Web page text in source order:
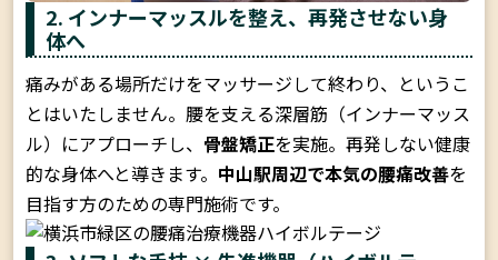
2. インナーマッスルを整え、再発させない身
体へ
痛みがある場所だけをマッサージして終わり、というこ
とはいたしません。腰を支える深層筋（インナーマッス
ル）にアプローチし、 骨盤矯正を実施。再発しない健康
的な身体へと導きます。 中山駅周辺で本気の腰痛改善を
目指す方のための専門施術です。